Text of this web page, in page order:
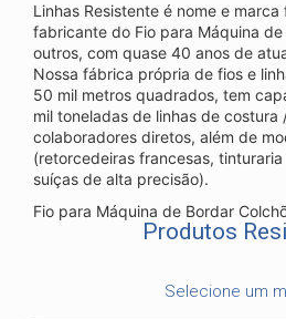
Linhas Resistente é nome e
fabricante do Fio para Máquina
outros, com quase 40 anos de
Nossa fábrica própria de fios e
50 mil metros quadrados, tem
mil toneladas de linhas de costura
colaboradores diretos, além de
(retorcedeiras francesas,
suíças de alta precisão).
Fio para Máquina de Bordar
Produtos
Selecione um